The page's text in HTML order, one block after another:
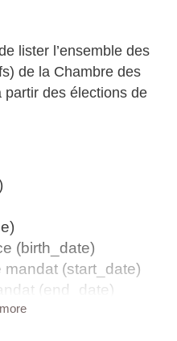
lister l’ensemble des
de la Chambre des
des élections de
(birth_date)
(start_date)
(end_date)